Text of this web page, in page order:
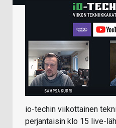
io-techin viikottainen
perjantaisin klo 15 live-